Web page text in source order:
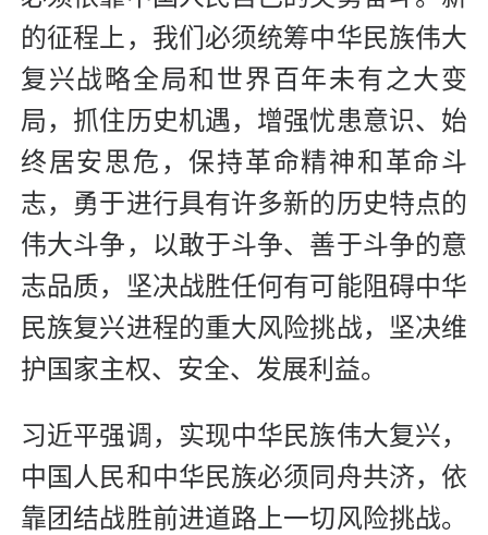
的征程上，我们必须统筹中华民族伟大
复兴战略全局和世界百年未有之大变
局，抓住历史机遇，增强忧患意识、始
终居安思危，保持革命精神和革命斗
志，勇于进行具有许多新的历史特点的
伟大斗争，以敢于斗争、善于斗争的意
志品质，坚决战胜任何有可能阻碍中华
民族复兴进程的重大风险挑战，坚决维
护国家主权、安全、发展利益。
习近平强调，实现中华民族伟大复兴，
中国人民和中华民族必须同舟共济，依
靠团结战胜前进道路上一切风险挑战。